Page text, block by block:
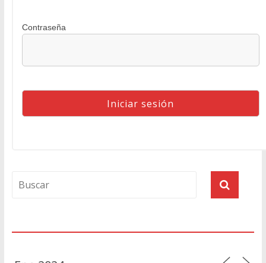
Contraseña